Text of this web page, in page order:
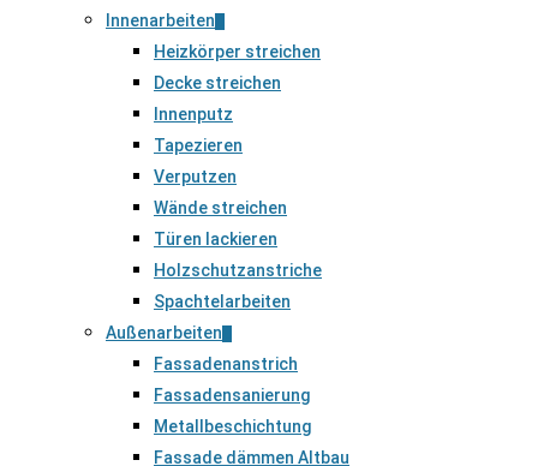
Innenarbeiten
Heizkörper streichen
Decke streichen
Innenputz
Tapezieren
Verputzen
Wände streichen
Türen lackieren
Holzschutzanstriche
Spachtelarbeiten
Außenarbeiten
Fassadenanstrich
Fassadensanierung
Metallbeschichtung
Fassade dämmen Altbau